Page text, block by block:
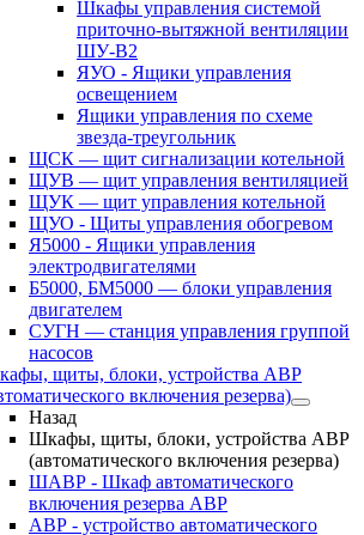
Шкафы управления системой
приточно-вытяжной вентиляции
ШУ-В2
ЯУО - Ящики управления
освещением
Ящики управления по схеме
звезда-треугольник
ЩСК — щит сигнализации котельной
ЩУВ — щит управления вентиляцией
ЩУК — щит управления котельной
ЩУО - Щиты управления обогревом
Я5000 - Ящики управления
электродвигателями
Б5000, БМ5000 — блоки управления
двигателем
СУГН — станция управления группой
насосов
щиты, блоки, устройства АВР
включения резерва)
Назад
Шкафы, щиты, блоки, устройства АВР
(автоматического включения резерва)
ШАВР - Шкаф автоматического
включения резерва АВР
АВР - устройство автоматического